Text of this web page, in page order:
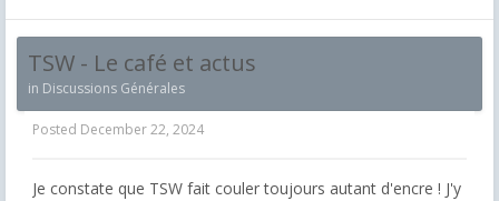
TSW - Le café et actus
in Discussions Générales
Posted December 22, 2024
Je constate que TSW fait couler toujours autant d'encre ! J'y